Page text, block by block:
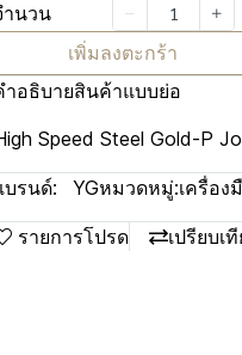
ำนวน
เพิ่มลงตะกร้า
ำอธิบายสินค้าแบบย่อ
Speed Steel Gold-P
บรนด์: YGหมวดหมู่:เครื่อง
รายการโปรด เปรียบเ